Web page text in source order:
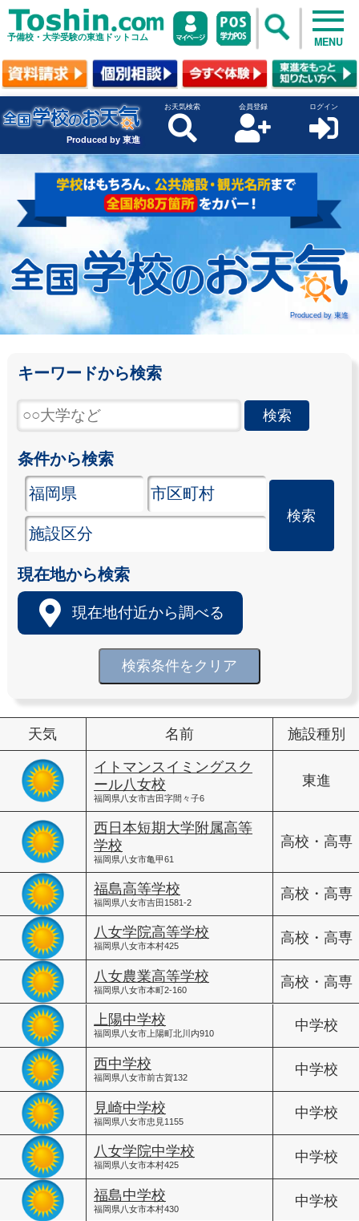
予備校・大学受験の東進ドットコム MENU
Produced by 東進
お天気検索 会員登録 ログイン
Produced by 東進
キーワードから検索
条件から検索
現在地から検索
現在地付近から調べる
検索条件をクリア
天気 名前 施設種別
イトマンスイミングスク
ール八女校
福岡県八女市吉田字間々子6
東進
西日本短期大学附属高等
学校
福岡県八女市亀甲61
高校・高専
福島高等学校
福岡県八女市吉田1581-2
高校・高専
八女学院高等学校
福岡県八女市本村425
高校・高専
八女農業高等学校
福岡県八女市本町2-160
高校・高専
上陽中学校
福岡県八女市上陽町北川内910
中学校
西中学校
福岡県八女市前古賀132
中学校
見崎中学校
福岡県八女市忠見1155
中学校
八女学院中学校
福岡県八女市本村425
中学校
福島中学校
福岡県八女市本村430
中学校